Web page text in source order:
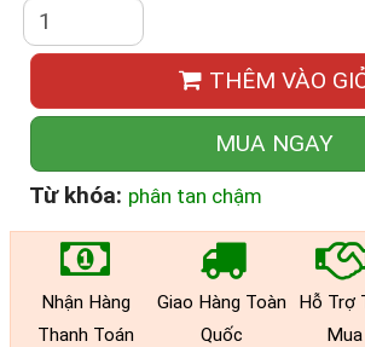
THÊM VÀO
MUA NGAY
Từ khóa: phân tan chậm
Nhận Hàng
Thanh Toán
Giao Hàng Toàn
Quốc
Hỗ Trợ
Mua